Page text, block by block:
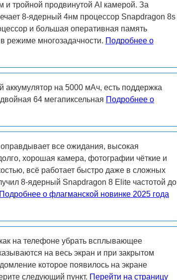
тройной продвинутой AI камерой. За
8-ядерный 4нм процессор Snapdragon 8s
и большая оперативная память
режиме многозадачности. Подробнее о
на 5000 мАч, есть поддержка
64 мегапиксельная Подробнее о
все ожидания, высокая
хорошая камера, фотографии чёткие и
всё работает быстро даже в сложных
8-ядерный Snapdragon 8 Elite частотой до
Подробнее о флагманской новинке 2025 года
на телефоне убрать всплывающее
на весь экран и при закрытом
которое появилось на экране
следующий пункт. Перейти на страницу